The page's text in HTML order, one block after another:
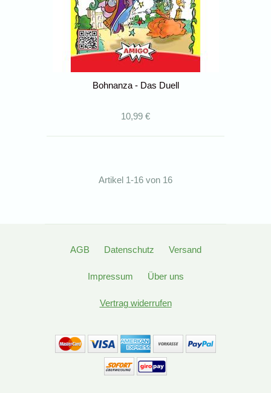
Bohnanza - Das Duell
10,99 €
Artikel 1-16 von 16
AGB Datenschutz Versand
Impressum Über uns
Vertrag widerrufen